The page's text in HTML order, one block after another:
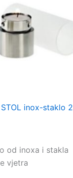
STOL inox-staklo
od inoxa i stakla
vjetra